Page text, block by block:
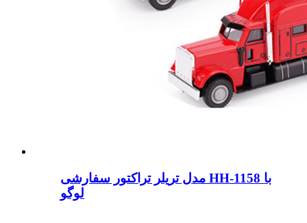
مدل تریلر تراکتور سفارشی HH-1158 با
لوگو